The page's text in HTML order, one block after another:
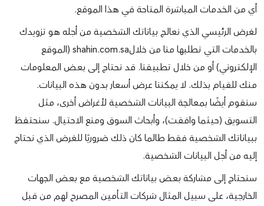
أي من الخدمات المباشرة المتاحة في هذا الموقع.
لغرض الرئيسي الذي نعالج بياناتك الشخصية من أجله هو تزويدك
بالخدمات التي تطلبها منا من خلالshahin.com.sa (الموقع
الإلكتروني) أو من خلال تطبيقنا. قد نحتاج إلى بعض المعلومات
منك للقيام بذلك. لا يمكننا عرض أسعار بدون هذه البيانات.
سنقوم أيضًا بمعالجة البيانات الشخصية لأغراض أخرى، مثل
التسويق (حيثما وافقت)، وأبحاث السوق ومنع الاحتيال. سنحتفظ
ببياناتك الشخصية فقط طالما كان ذلك ضروريًا للغرض الذي نحتاج
إليه من أجل البيانات الشخصية.
سنحتاج إلى مشاركة بعض بياناتك الشخصية مع بعض الجهات
الخارجية، على سبيل المثال شركات التأمين المصرح لهم من قبل